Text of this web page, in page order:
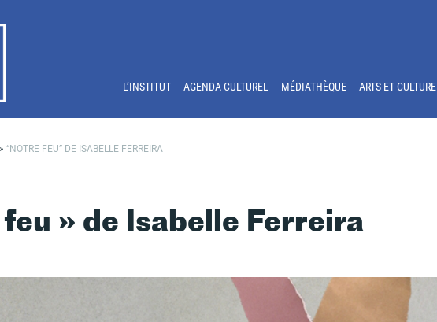
L’INSTITUT AGENDA CULTUREL MÉDIATHÈQUE ARTS ET CULTURE
» “NOTRE FEU” DE ISABELLE FERREIRA
» de Isabelle Ferreira